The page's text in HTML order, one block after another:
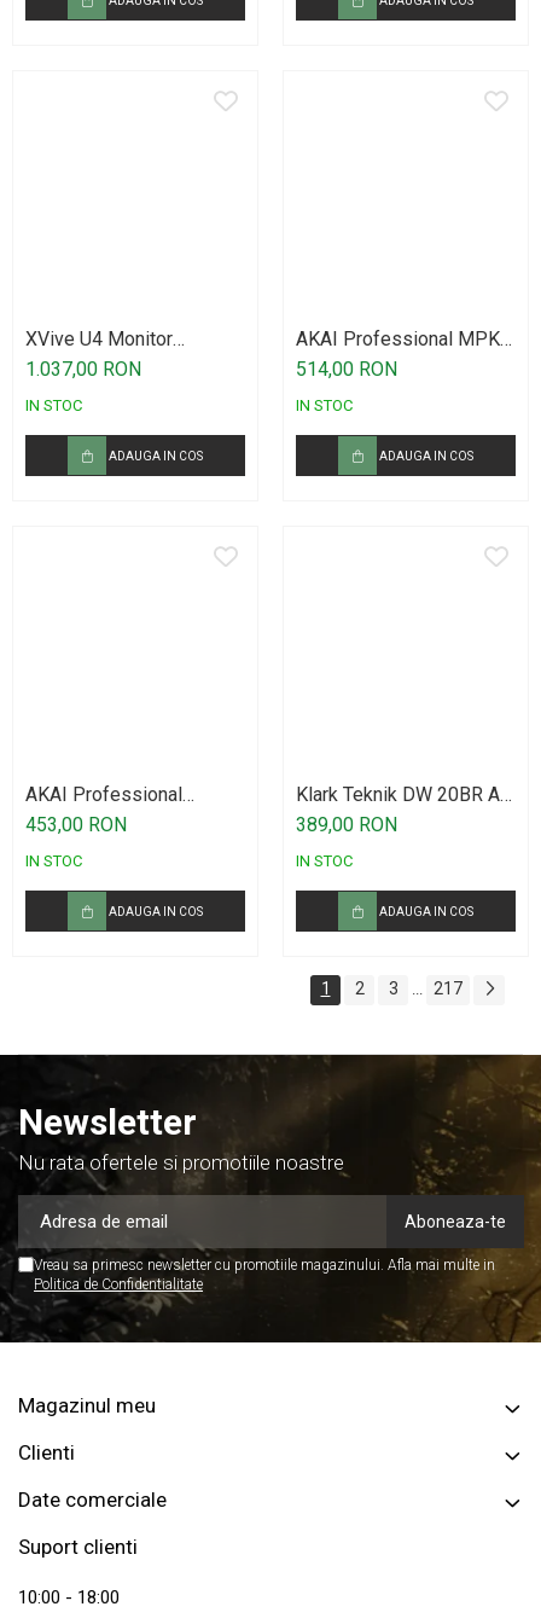
XVive U4 Monitor
Wireless System
1.037,00 RON
IN STOC
ADAUGA IN COS
AKAI Professional MPK
Mini IV Gray
514,00 RON
IN STOC
ADAUGA IN COS
AKAI Professional
midimix
453,00 RON
IN STOC
ADAUGA IN COS
Klark Teknik DW 20BR Air
Link
389,00 RON
IN STOC
ADAUGA IN COS
1 2 3 217
Newsletter
Nu rata ofertele si promotiile noastre
Vreau sa primesc newsletter cu promotiile magazinului. Afla mai multe in
Politica de Confidentialitate
Magazinul meu
Clienti
Date comerciale
Suport clienti
10:00 - 18:00